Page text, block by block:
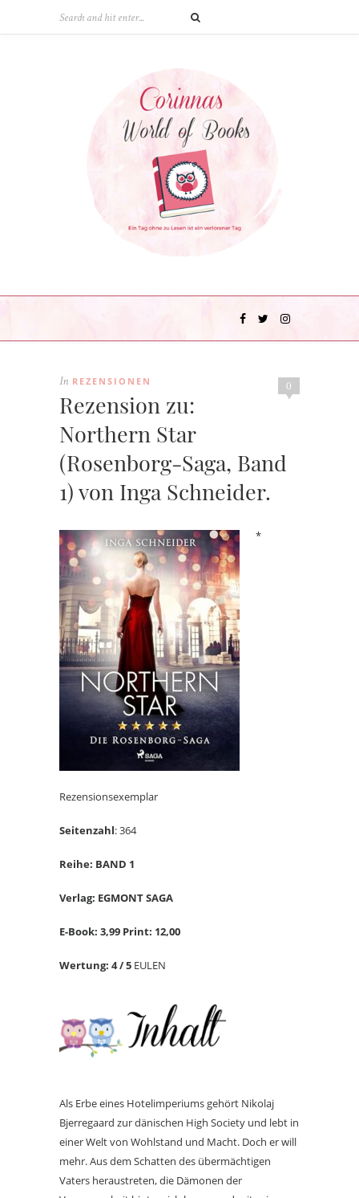
0
In REZENSIONEN
Rezension zu:
Northern Star
(Rosenborg-Saga, Band
1) von Inga Schneider.
*
Rezensionsexemplar
Seitenzahl: 364
Reihe: BAND 1
Verlag: EGMONT SAGA
E-Book: 3,99 Print: 12,00
Wertung: 4 / 5 EULEN
Als Erbe eines Hotelimperiums gehört Nikolaj
Bjerregaard zur dänischen High Society und lebt in
einer Welt von Wohlstand und Macht. Doch er will
mehr. Aus dem Schatten des übermächtigen
Vaters heraustreten, die Dämonen der